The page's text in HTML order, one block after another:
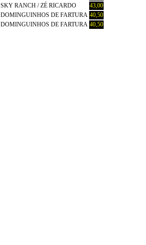
SKY RANCH / ZÉ RICARDO
43,00
DOMINGUINHOS DE FARTURA 40,50
DOMINGUINHOS DE FARTURA 40,50